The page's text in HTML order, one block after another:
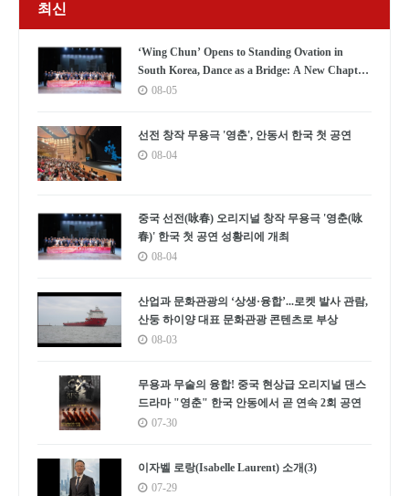
최신
‘Wing Chun’ Opens to Standing Ovation in
South Korea, Dance as a Bridge: A New Chapter
for China-Korea Cultural Exchange.
08-05
선전 창작 무용극 '영춘', 안동서 한국 첫 공연
08-04
중국 선전(咏春) 오리지널 창작 무용극 '영춘(咏
春)' 한국 첫 공연 성황리에 개최
08-04
산업과 문화관광의 ‘상생·융합’...로켓 발사 관람,
산둥 하이양 대표 문화관광 콘텐츠로 부상
08-03
무용과 무술의 융합! 중국 현상급 오리지널 댄스
드라마 "영춘" 한국 안동에서 곧 연속 2회 공연
07-30
이자벨 로랑(Isabelle Laurent) 소개(3)
07-29